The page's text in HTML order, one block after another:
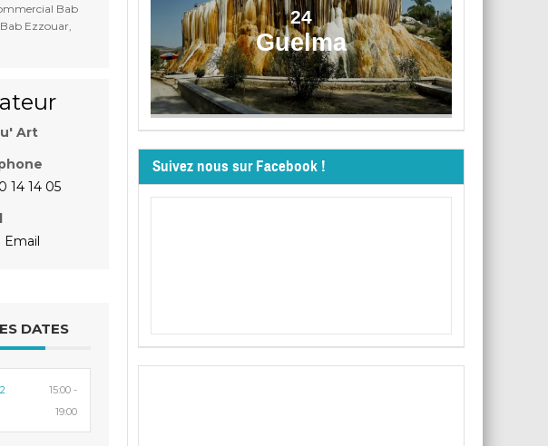
Bab
Ezzouar,
Art
14 14 05
Email
DATES
15:00 -
19:00
24
Guelma
Suivez nous sur Facebook !